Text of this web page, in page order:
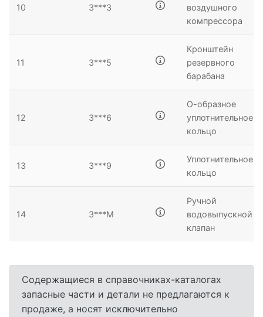
10 3***3
воздушного
компрессора
11 3***5
Кронштейн
резервного
барабана
12 3***6
О-образное
уплотнительное
кольцо
13 3***9
Уплотнительное
кольцо
14 3***М
Ручной
водовыпускной
клапан
Содержащиеся в справочниках-каталогах
запасные части и детали не предлагаются к
продаже, а носят исключительно